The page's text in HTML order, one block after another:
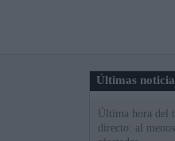
Últimas
Última hora del
directo: al